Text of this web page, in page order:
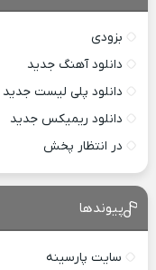
بزودی
دانلود آهنگ جدید
دانلود پلی لیست جدید
دانلود ریمیکس جدید
در انتظار پخش
پیوندها
سایت پارسینه